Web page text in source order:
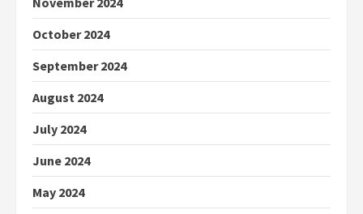
October 2024
September 2024
August 2024
July 2024
June 2024
May 2024